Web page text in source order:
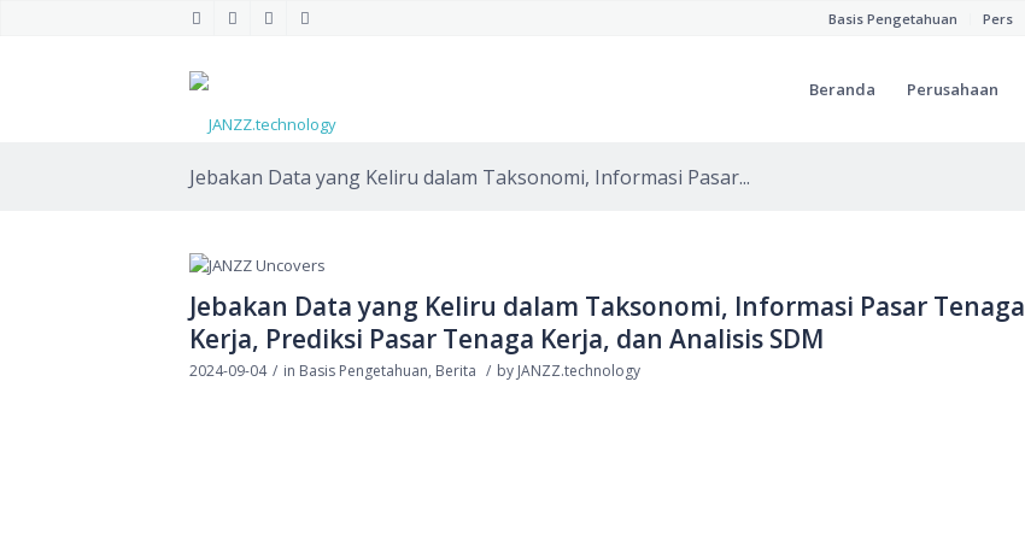
Basis Pengetahuan Pers
Beranda Perusahaan
Jebakan Data yang Keliru dalam Taksonomi, Informasi Pasar...
Jebakan Data yang Keliru dalam Taksonomi, Informasi Pasar Tenaga
Kerja, Prediksi Pasar Tenaga Kerja, dan Analisis SDM
2024-09-04 / in Basis Pengetahuan, Berita / by JANZZ.technology